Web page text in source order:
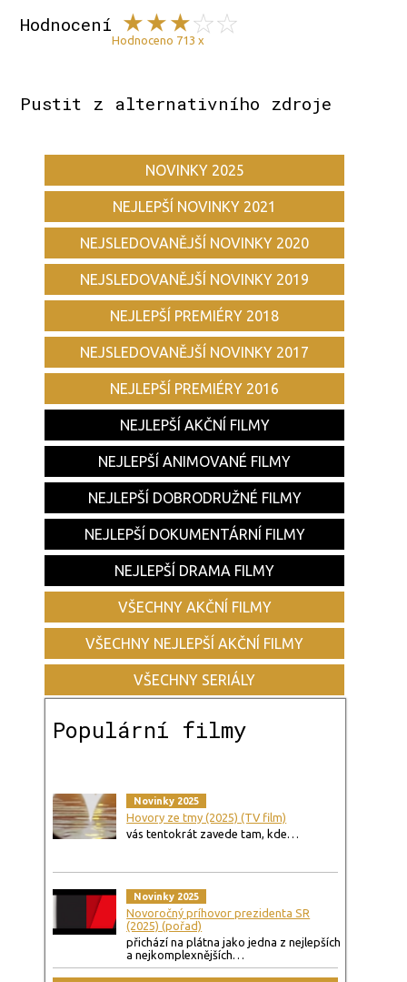
Hodnocení
Hodnoceno 713 x
Pustit z alternativního zdroje
NOVINKY 2025
NEJLEPŠÍ NOVINKY 2021
NEJSLEDOVANĚJŠÍ NOVINKY 2020
NEJSLEDOVANĚJŠÍ NOVINKY 2019
NEJLEPŠÍ PREMIÉRY 2018
NEJSLEDOVANĚJŠÍ NOVINKY 2017
NEJLEPŠÍ PREMIÉRY 2016
NEJLEPŠÍ AKČNÍ FILMY
NEJLEPŠÍ ANIMOVANÉ FILMY
NEJLEPŠÍ DOBRODRUŽNÉ FILMY
NEJLEPŠÍ DOKUMENTÁRNÍ FILMY
NEJLEPŠÍ DRAMA FILMY
VŠECHNY AKČNÍ FILMY
VŠECHNY NEJLEPŠÍ AKČNÍ FILMY
VŠECHNY SERIÁLY
Populární filmy
Novinky 2025
Hovory ze tmy (2025) (TV film)
vás tentokrát zavede tam, kde…
Novinky 2025
Novoročný príhovor prezidenta SR
(2025) (pořad)
přichází na plátna jako jedna z nejlepších
a nejkomplexnějších…